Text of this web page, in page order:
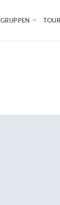
GRUPPEN